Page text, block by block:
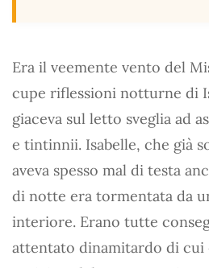
Era il veemente vento del
cupe riflessioni notturne di
giaceva sul letto sveglia ad
e tintinnii. Isabelle, che già
aveva spesso mal di testa
di notte era tormentata da
interiore. Erano tutte
attentato dinamitardo di cui